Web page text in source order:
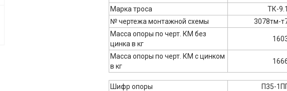
Марка троса
ТК-9.1
№ чертежа монтажной схемы
3078тм-
Масса опоры по черт. КМ без
цинка в кг
Масса опоры по черт. КМ с цинком
в кг
Шифр опоры
П35-